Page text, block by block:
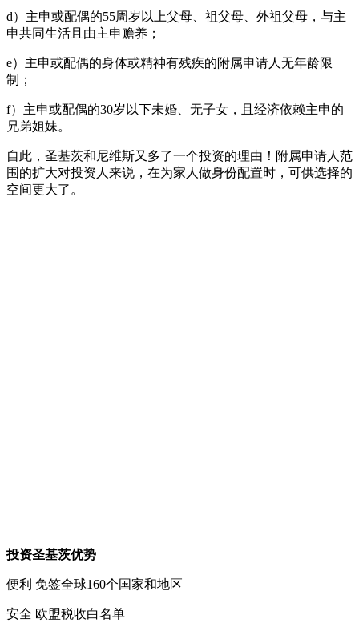
d）主申或配偶的55周岁以上父母、祖父母、外祖父母，与主
申共同生活且由主申赡养；
e）主申或配偶的身体或精神有残疾的附属申请人无年龄限
制；
f）主申或配偶的30岁以下未婚、无子女，且经济依赖主申的
兄弟姐妹。
自此，圣基茨和尼维斯又多了一个投资的理由！附属申请人范
围的扩大对投资人来说，在为家人做身份配置时，可供选择的
空间更大了。
投资圣基茨优势
便利 免签全球160个国家和地区
安全 欧盟税收白名单